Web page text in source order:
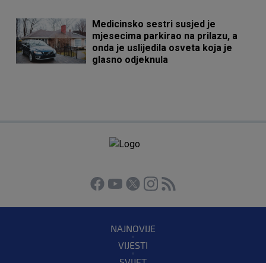
Medicinsko sestri susjed je
mjesecima parkirao na prilazu, a
onda je uslijedila osveta koja je
glasno odjeknula
NAJNOVIJE
VIJESTI